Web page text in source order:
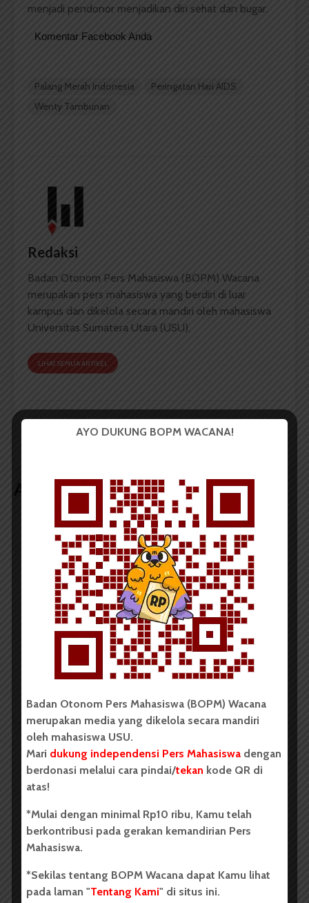
menjadi pendonor menjadikan diri sehat dan bugar.
Komentar Facebook Anda
Palang Merah Indonesia
Peringatan Hari AIDS
Wenty Tambunan
Redaksi
Badan Otonom Pers Mahasiswa (BOPM) Wacana
merupakan pers mahasiswa yang berdiri di luar
kampus dan dikelola secara mandiri oleh mahasiswa
Universitas Sumatera Utara (USU).
LIHAT SEMUA ARTIKEL
Capai Enam Juta
28 Delegasi LPM se-
Artikel terkait lain
BERITA KOTA
KontraS Sumut Catat 31 Kasus
Penyiksaan di Sumut Selama
Periode Juli 2025-2026
Dark Mode | Moda Gelap
Oleh: Firda Elisa Medan, wacana.org – Komisi...
BERITA KOTA
KontraS Sumut Gelar Peringatan
Hari Anti Penyiksaan Internasional
2026
Oleh: Ruth Cinthia Sianturi Medan, wacana.org –...
AYO DUKUNG BOPM WACANA!
Badan Otonom Pers Mahasiswa (BOPM) Wacana
merupakan media yang dikelola secara mandiri
oleh mahasiswa USU.
Mari dukung independensi Pers Mahasiswa dengan
berdonasi melalui cara pindai/tekan kode QR di
atas!
*Mulai dengan minimal Rp10 ribu, Kamu telah
berkontribusi pada gerakan kemandirian Pers
Mahasiswa.
*Sekilas tentang BOPM Wacana dapat Kamu lihat
pada laman "Tentang Kami" di situs ini.